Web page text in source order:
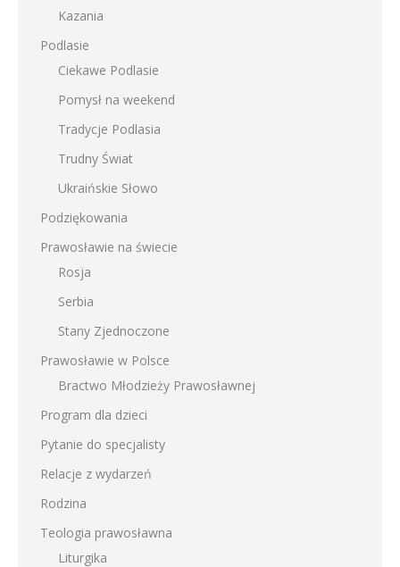
Kazania
Podlasie
Ciekawe Podlasie
Pomysł na weekend
Tradycje Podlasia
Trudny Świat
Ukraińskie Słowo
Podziękowania
Prawosławie na świecie
Rosja
Serbia
Stany Zjednoczone
Prawosławie w Polsce
Bractwo Młodzieży Prawosławnej
Program dla dzieci
Pytanie do specjalisty
Relacje z wydarzeń
Rodzina
Teologia prawosławna
Liturgika